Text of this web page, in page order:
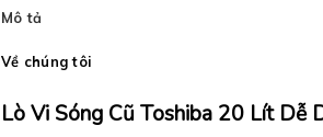
Mô tả
Về chúng tôi
Lò Vi Sóng Cũ Toshiba 20 Lít Dễ